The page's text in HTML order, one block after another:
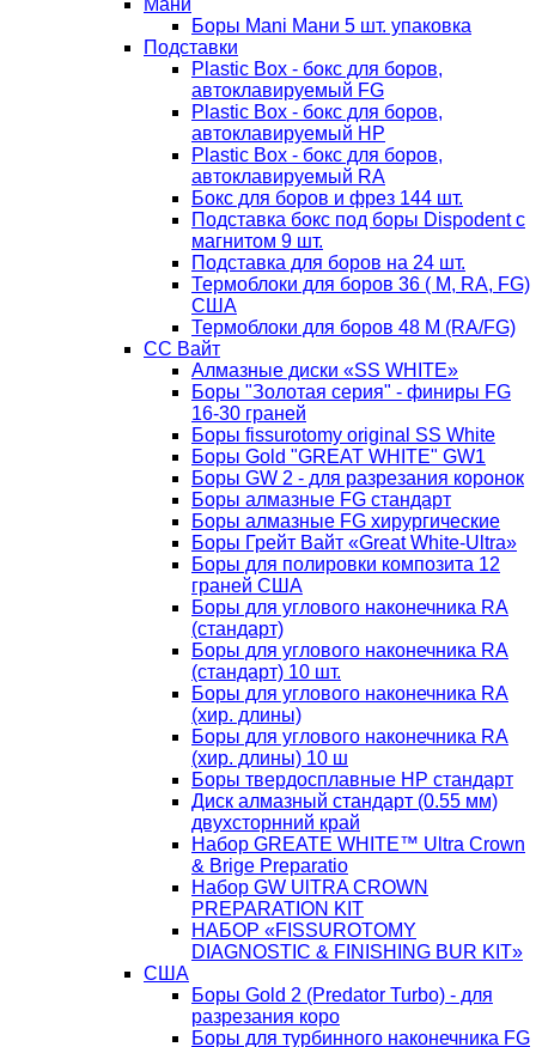
Мани
Боры Mani Мани 5 шт. упаковка
Подставки
Plastic Box - бокс для боров,
автоклавируемый FG
Plastic Box - бокс для боров,
автоклавируемый HP
Plastic Box - бокс для боров,
автоклавируемый RA
Бокс для боров и фрез 144 шт.
Подставка бокс под боры Dispodent с
магнитом 9 шт.
Подставка для боров на 24 шт.
Термоблоки для боров 36 ( М, RA, FG)
США
Термоблоки для боров 48 М (RA/FG)
СС Вайт
Алмазные диски «SS WHITE»
Боры "Золотая серия" - финиры FG
16-30 граней
Боры fissurotomy original SS White
Боры Gold "GREAT WHITE" GW1
Боры GW 2 - для разрезания коронок
Боры алмазные FG стандарт
Боры алмазные FG хирургические
Боры Грейт Вайт «Great White-Ultra»
Боры для полировки композита 12
граней США
Боры для углового наконечника RA
(стандарт)
Боры для углового наконечника RA
(стандарт) 10 шт.
Боры для углового наконечника RA
(хир. длины)
Боры для углового наконечника RA
(хир. длины) 10 ш
Боры твердосплавные НР стандарт
Диск алмазный стандарт (0.55 мм)
двухсторнний край
Набор GREATE WHITE™ Ultra Crown
& Brige Preparatio
Набор GW UlTRA CROWN
PREPARATION KIT
НАБОР «FISSUROTOMY
DIAGNOSTIC & FINISHING BUR KIT»
США
Боры Gold 2 (Predator Turbo) - для
разрезания коро
Боры для турбинного наконечника FG